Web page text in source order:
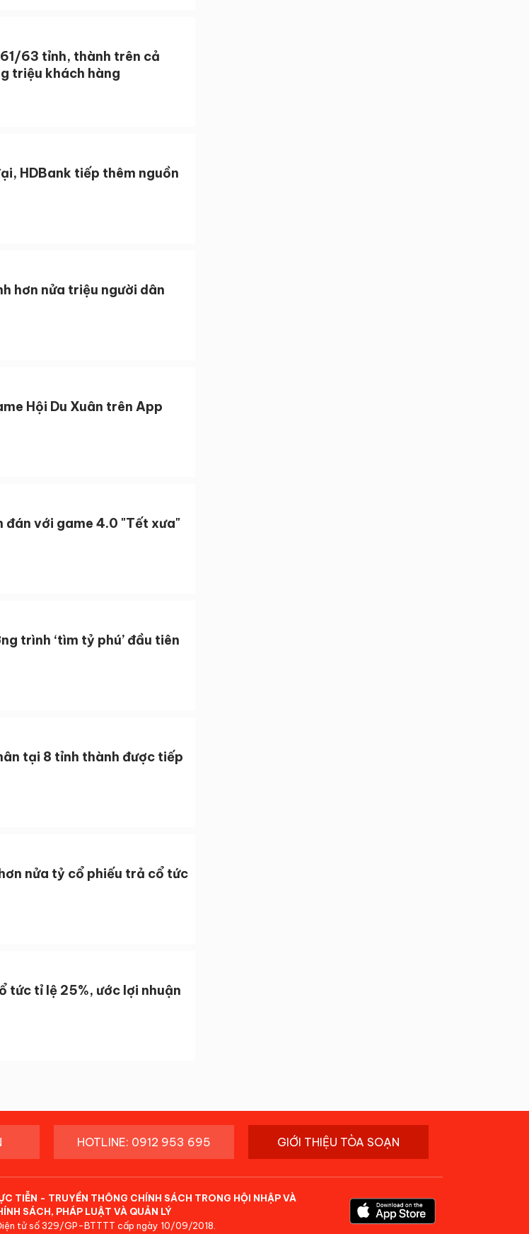
63 tỉnh, thành trên cả
triệu khách hàng
HDBank tiếp thêm nguồn
hơn nửa triệu người dân
Hội Du Xuân trên App
đán với game 4.0 "Tết xưa"
trình ‘tìm tỷ phú’ đầu tiên
tại 8 tỉnh thành được tiếp
nửa tỷ cổ phiếu trả cổ tức
tức tỉ lệ 25%, ước lợi nhuận
HOTLINE: 0912 953 695 GIỚI THIỆU TÒA SOẠN
TIỄN - TRUYỀN THÔNG CHÍNH SÁCH TRONG HỘI NHẬP VÀ
SÁCH, PHÁP LUẬT VÀ QUẢN LÝ
tử số 329/GP-BTTTT cấp ngày 10/09/2018.